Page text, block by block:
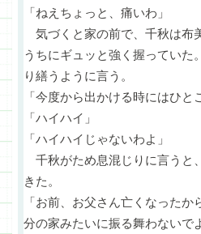
「ねえちょっと、痛いわ」
気づくと家の前で、千秋は布
うちにギュッと強く握っていた
り繕うように言う。
「今度から出かける時にはひと
「ハイハイ」
「ハイハイじゃないわよ」
千秋がため息混じりに言うと
きた。
「お前、お父さん亡くなった
分の家みたいに振る舞わないで